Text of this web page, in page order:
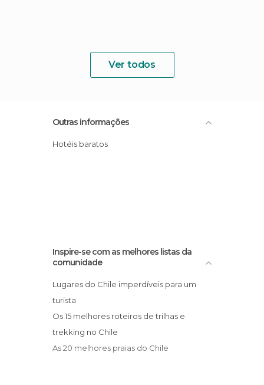
Ver todos
Outras informações
Hotéis baratos
Inspire-se com as melhores listas da
comunidade
Lugares do Chile imperdíveis para um
turista
Os 15 melhores roteiros de trilhas e
trekking no Chile
As 20 melhores praias do Chile